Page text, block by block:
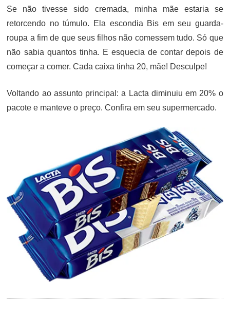
Se não tivesse sido cremada, minha mãe estaria se
retorcendo no túmulo. Ela escondia Bis em seu guarda-
roupa a fim de que seus filhos não comessem tudo. Só que
não sabia quantos tinha. E esquecia de contar depois de
começar a comer. Cada caixa tinha 20, mãe! Desculpe!
Voltando ao assunto principal: a Lacta diminuiu em 20% o
pacote e manteve o preço. Confira em seu supermercado.